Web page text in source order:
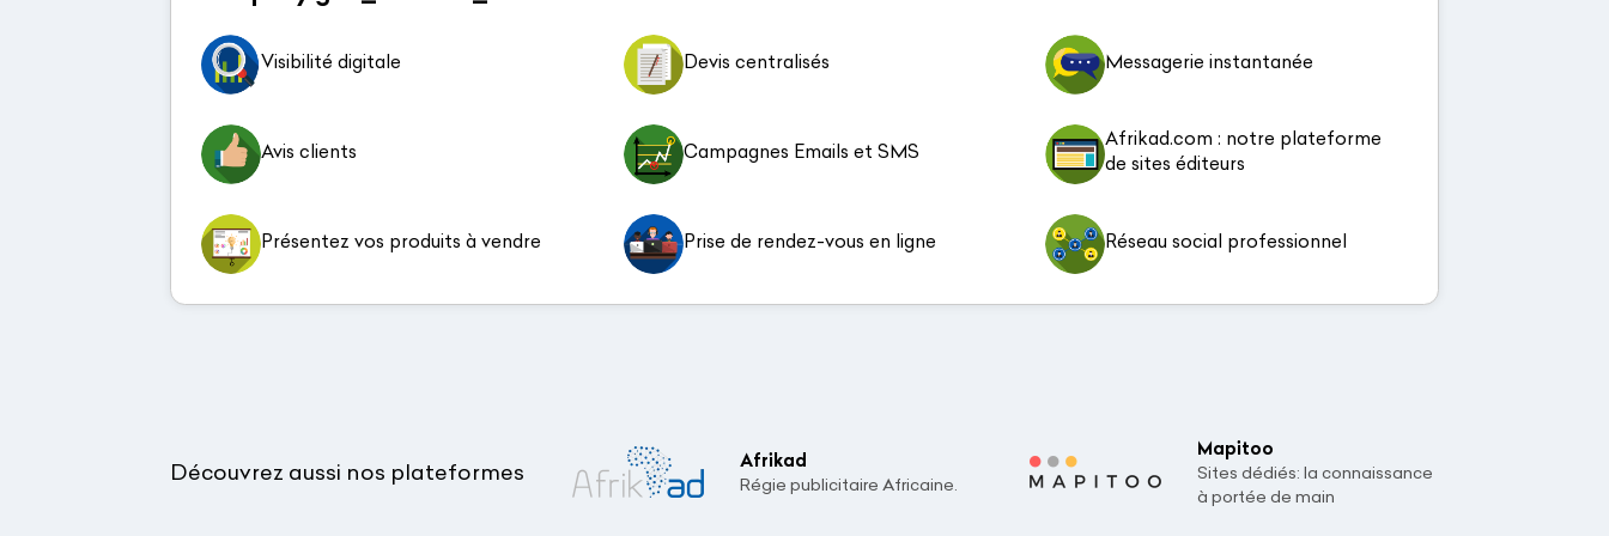
Visibilité digitale Devis centralisés Messagerie instantanée
Avis clients Campagnes Emails et SMS
Afrikad.com : notre plateforme
de sites éditeurs
Présentez vos produits à vendre Prise de rendez-vous en ligne Réseau social professionnel
Découvrez aussi nos plateformes
Afrikad
Régie publicitaire Africaine.
Mapitoo
Sites dédiés: la connaissance
à portée de main